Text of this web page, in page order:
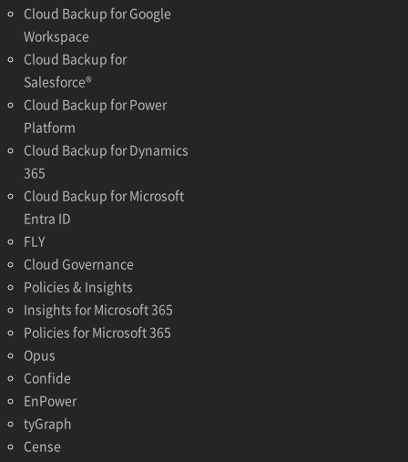
Cloud Backup for Google
Workspace
Cloud Backup for
Salesforce®
Cloud Backup for Power
Platform
Cloud Backup for Dynamics
365
Cloud Backup for Microsoft
Entra ID
FLY
Cloud Governance
Policies & Insights
Insights for Microsoft 365
Policies for Microsoft 365
Opus
Confide
EnPower
tyGraph
Cense